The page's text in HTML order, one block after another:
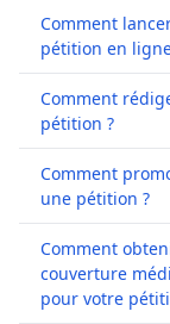
Comment
pétition en
Comment
pétition ?
Comment
une pétition ?
Comment
couverture
pour votre